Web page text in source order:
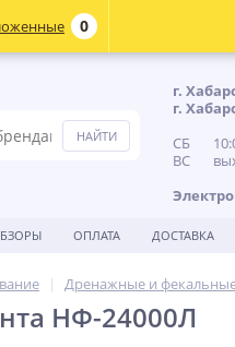
г.
г.
СБ
ВС
ОПЛАТА ДОСТАВКА
Дренажные и
НФ-24000Л
0